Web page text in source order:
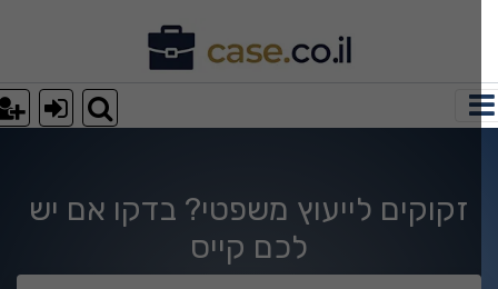
חיפוש
זקוקים לייעוץ משפטי? בדקו אם יש
לכם קייס